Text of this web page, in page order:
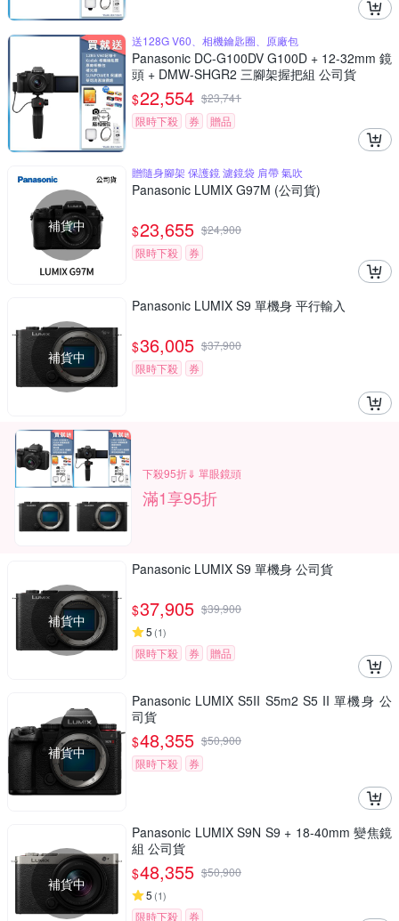
送128G V60、相機鑰匙圈、原廠包
Panasonic DC-G100DV G100D + 12-32mm 鏡
頭 + DMW-SHGR2 三腳架握把組 公司貨
$22,554 $23,741
限時下殺
券 贈品
補貨中
贈隨身腳架 保護鏡 濾鏡袋 肩帶 氣吹
Panasonic LUMIX G97M (公司貨)
$23,655 $24,900
限時下殺
券
補貨中
Panasonic LUMIX S9 單機身 平行輸入
$36,005 $37,900
限時下殺
券
下殺95折⇓ 單眼鏡頭
滿1享95折
補貨中
Panasonic LUMIX S9 單機身 公司貨
$37,905 $39,900
5 (1)
限時下殺 券 贈品
補貨中
Panasonic LUMIX S5II S5m2 S5 II 單機身 公
司貨
$48,355 $50,900
限時下殺
券
補貨中
Panasonic LUMIX S9N S9 + 18-40mm 變焦鏡
組 公司貨
$48,355 $50,900
5 (1)
限時下殺 券